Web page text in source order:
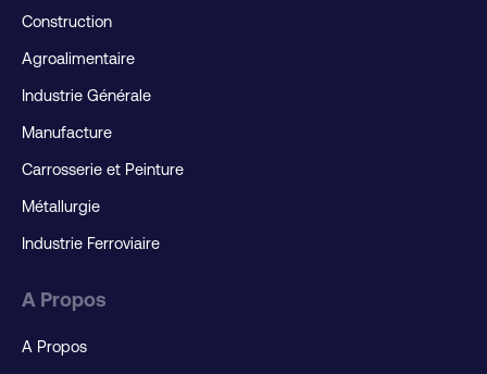
Construction
Agroalimentaire
Industrie Générale
Manufacture
Carrosserie et Peinture
Métallurgie
Industrie Ferroviaire
A Propos
A Propos